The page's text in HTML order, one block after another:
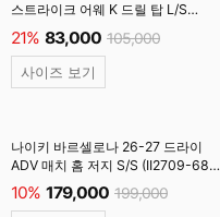
스트라이크 어웨 K 드릴 탑 L/S
(IQ1309-505) 필드퍼플 #
21% 83,000 105,000
사이즈 보기
나이키 바르셀로나 26-27 드라이
ADV 매치 홈 저지 S/S (II2709-683)
딥버건디 #
10% 179,000 199,000